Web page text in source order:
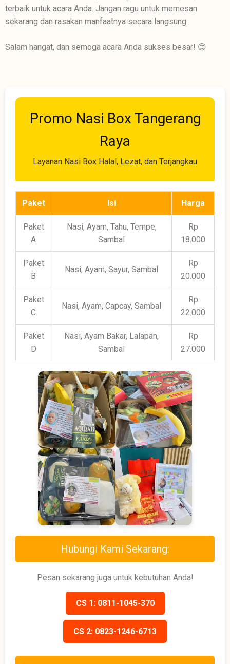
terbaik untuk acara Anda. Jangan ragu untuk memesan
sekarang dan rasakan manfaatnya secara langsung.
Salam hangat, dan semoga acara Anda sukses besar! 😊
Promo Nasi Box Tangerang
Raya
Layanan Nasi Box Halal, Lezat, dan Terjangkau
Paket Isi Harga
Paket
A
Nasi, Ayam, Tahu, Tempe,
Sambal
Rp
18.000
Paket
B
Nasi, Ayam, Sayur, Sambal
Rp
20.000
Paket
C
Nasi, Ayam, Capcay, Sambal
Rp
22.000
Paket
D
Nasi, Ayam Bakar, Lalapan,
Sambal
Rp
27.000
Hubungi Kami Sekarang:
Pesan sekarang juga untuk kebutuhan Anda!
CS 1: 0811-1045-370
CS 2: 0823-1246-6713